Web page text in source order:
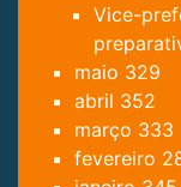
Vice-
maio 329
abril 352
março 333
fevereiro